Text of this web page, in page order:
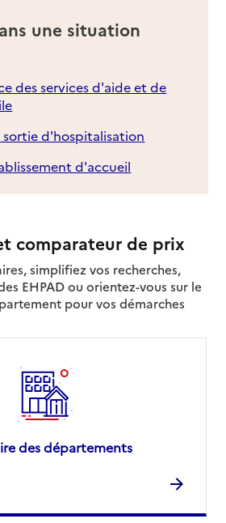
Boussole Aidants
pour la Garantie des Droits
Boussole Aidants
Picquet
une situation
des services d'aide et de
sortie d'hospitalisation
d'accueil
comparateur de prix
simplifiez vos recherches,
EHPAD ou orientez-vous sur le
pour vos démarches
des départements